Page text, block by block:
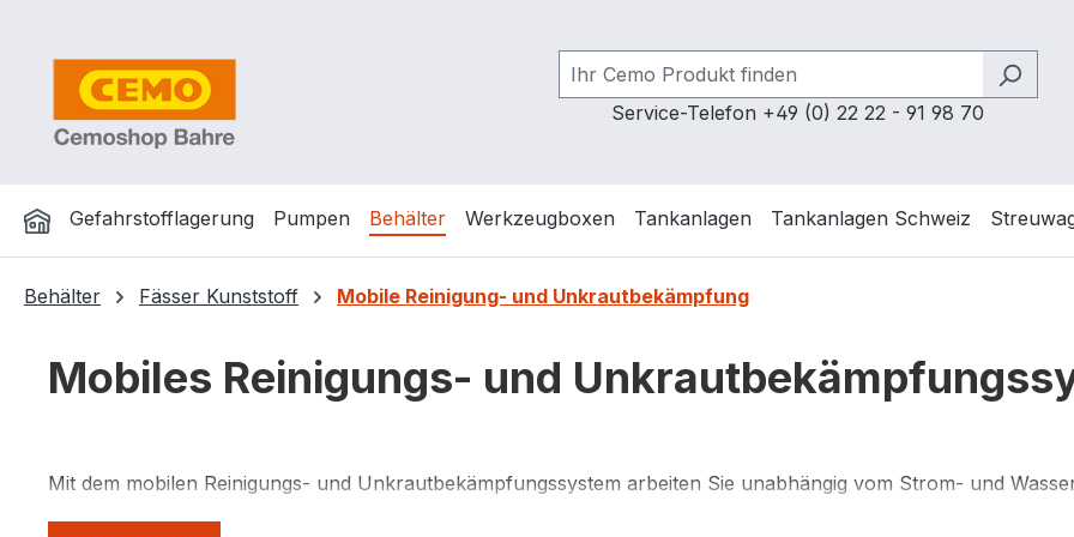
Service-Telefon +49 (0) 22 22 - 91 98 70
Gefahrstofflagerung Pumpen Behälter Werkzeugboxen Tankanlagen Tankanlagen Schweiz
Behälter Fässer Kunststoff Mobile Reinigung- und Unkrautbekämpfung
Mobiles Reinigungs- und
Mit dem mobilen Reinigungs- und Unkrautbekämpfungssystem arbeiten Sie unabhängig vom Strom- und